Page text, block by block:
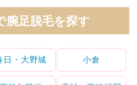
腕足脱毛を探す
日・大野城 小倉